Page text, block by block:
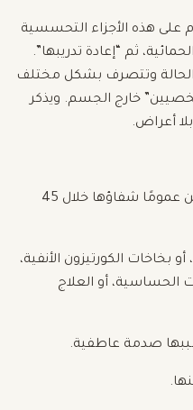
على هذه الأجزاء التحسسية
ثم “إعادة تدريبها”.
الحالة وتتصرف بشكل مختلف
خارج الجسم. ويذكر
هذا لا يثبت أن حساسية الأنف يمكن عمومًا شفاؤها خلال 45
بخاخات الكورتيزون الأنفية،
الحساسية، أو العلاج
صدمة عاطفية.